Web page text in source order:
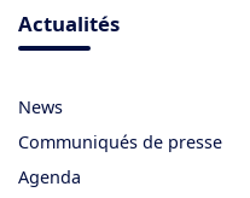
Actualités
News
Communiqués de presse
Agenda